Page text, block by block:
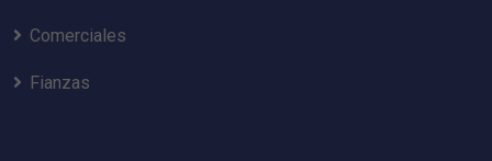
Comerciales
Fianzas